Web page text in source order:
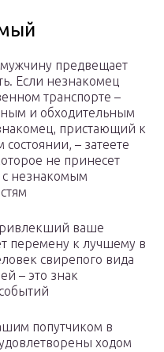
предвещает
Если незнакомец
транспорте –
и обходительным
пристающий к
– затеете
не принесет
незнакомым
ваше
перемену к лучшему в
свирепого вида
– это знак
попутчиком в
ходом